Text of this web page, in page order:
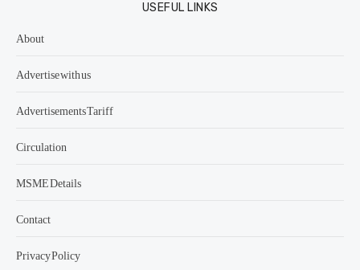
USEFUL LINKS
About
Advertise with us
Advertisements Tariff
Circulation
MSME Details
Contact
Privacy Policy